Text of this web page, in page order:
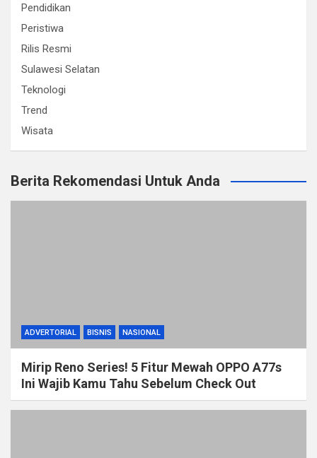
Pendidikan
Peristiwa
Rilis Resmi
Sulawesi Selatan
Teknologi
Trend
Wisata
Berita Rekomendasi Untuk Anda
ADVERTORIAL BISNIS NASIONAL
Mirip Reno Series! 5 Fitur Mewah OPPO A77s
Ini Wajib Kamu Tahu Sebelum Check Out